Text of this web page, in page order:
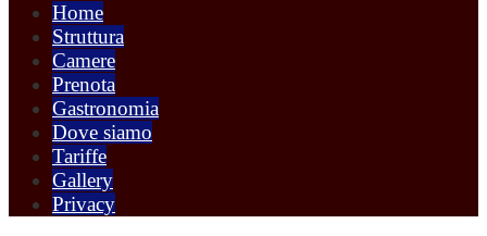
Home
Struttura
Camere
Prenota
Gastronomia
Dove siamo
Tariffe
Gallery
Privacy